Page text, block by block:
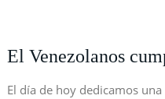
El Venezolanos
El día de hoy dedicamos